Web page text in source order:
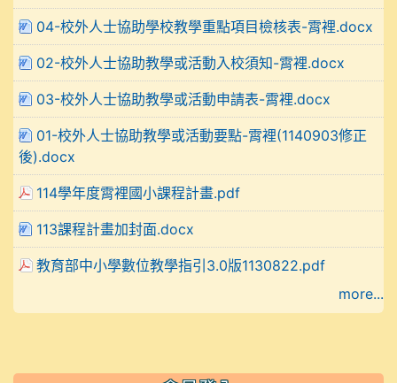
04-校外人士協助學校教學重點項目檢核表-霄裡.docx
02-校外人士協助教學或活動入校須知-霄裡.docx
03-校外人士協助教學或活動申請表-霄裡.docx
01-校外人士協助教學或活動要點-霄裡(1140903修正
後).docx
114學年度霄裡國小課程計畫.pdf
113課程計畫加封面.docx
教育部中小學數位教學指引3.0版1130822.pdf
more...